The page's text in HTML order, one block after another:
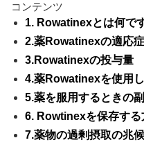
コンテンツ
1. Rowatinexとは何で
2.薬Rowatinexの適応症
3.Rowatinexの投与量
4.薬Rowatinexを使用
5.薬を服用するときの
6. Rowtinexを保存する
7.薬物の過剰摂取の兆候